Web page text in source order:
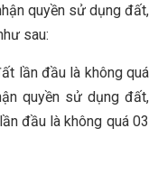
quyền sử dụng đất,
sau:
lần đầu là không quá
quyền sử dụng đất,
đầu là không quá 03